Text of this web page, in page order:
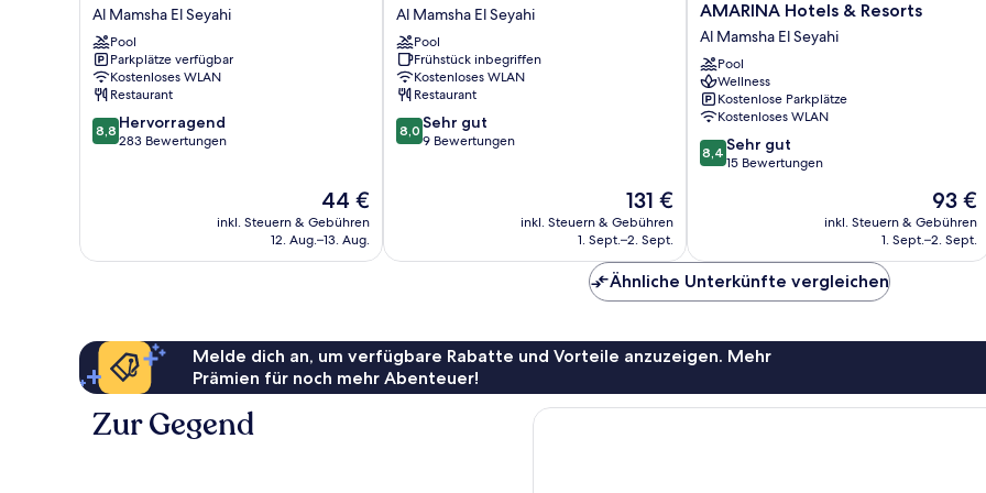
Neo
Ivory
Al
Mamsha
El
Seyahi
Al Mamsha El Seyahi
Pool
Parkplätze verfügbar
Kostenloses WLAN
Restaurant
8.8
von
8,8 Hervorragend
283 Bewertungen
Der
Preis
beträgt
44 €
inkl. Steuern & Gebühren
12. Aug.–13. Aug.
Grand
Hotel
Hurghada
Al
Mamsha
El
Seyahi
Al Mamsha El Seyahi
Pool
Frühstück inbegriffen
Kostenloses WLAN
Restaurant
8.0
von
8,0 Sehr gut
9 Bewertungen
Der
Preis
beträgt
131 €
inkl. Steuern & Gebühren
1. Sept.–2. Sept.
Dream
Hotel-
By
AMARINA
Hotels
&
Resorts
Al
AMARINA Hotels & Resorts
Al Mamsha El Seyahi
Pool
Wellness
Kostenlose Parkplätze
Kostenloses WLAN
8.4
von
Bewertungen
8,4 Sehr gut
15 Bewertungen
Der
Preis
beträgt
93 €
inkl. Steuern & Gebühren
1. Sept.–2. Sept.
Ähnliche Unterkünfte vergleichen
Melde dich an, um verfügbare Rabatte und Vorteile anzuzeigen. Mehr
Prämien für noch mehr Abenteuer!
Zur Gegend